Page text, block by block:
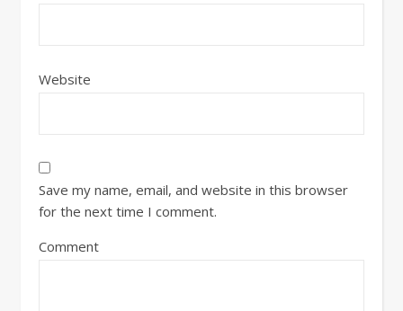
Website
Save my name, email, and website in this browser
for the next time I comment.
Comment